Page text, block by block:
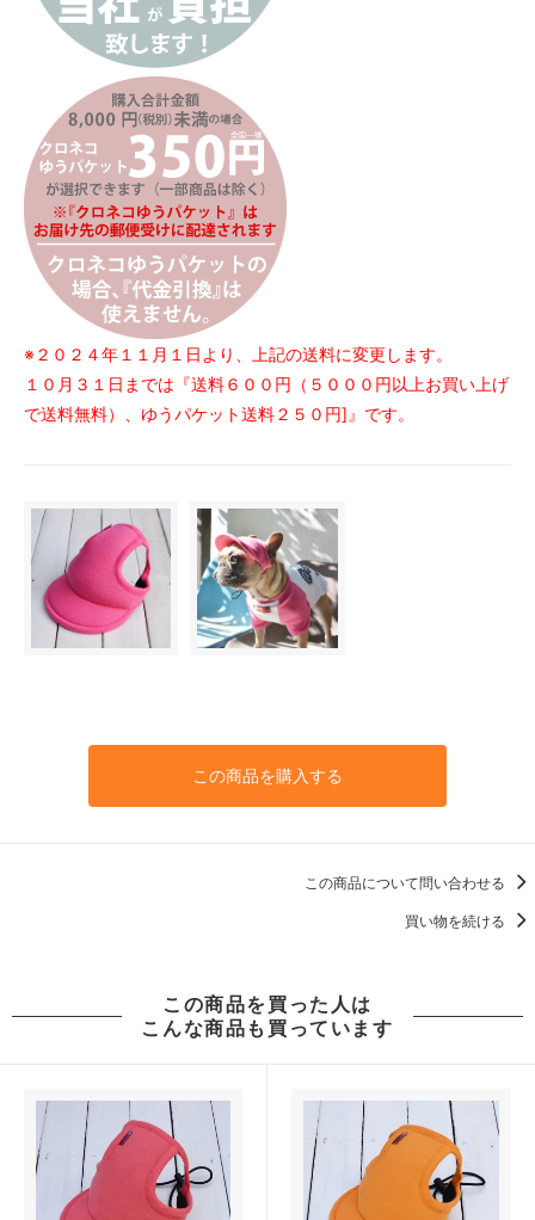
※２０２４年１１月１日より、上記の送料に変更します。
１０月３１日までは『送料６００円（５０００円以上お買い上げ
で送料無料）、ゆうパケット送料２５０円]』です。
この商品を購入する
この商品について問い合わせる
買い物を続ける
この商品を買った人は
こんな商品も買っています